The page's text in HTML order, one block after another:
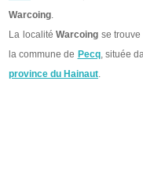
Warcoing.
La localitéWarcoing se
la commune de Pecq, située
province du Hainaut.